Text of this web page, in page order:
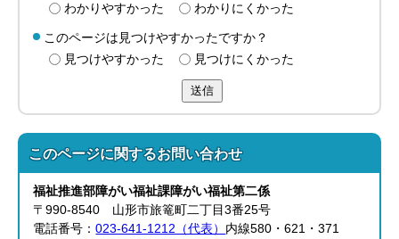
わかりやすかった
わかりにくかった
このページは見つけやすかったですか？
見つけやすかった
見つけにくかった
送信
このページに関するお問い合わせ
福祉推進部障がい福祉課障がい福祉第二係
〒990-8540 山形市旅篭町二丁目3番25号
電話番号：023-641-1212（代表） 内線580・621・371